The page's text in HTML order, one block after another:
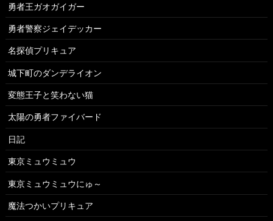
勇者王ガオガイガー
勇者警察ジェイデッカー
名探偵プリキュア
城下町のダンデライオン
変態王子と笑わない猫
太陽の勇者ファイバード
日記
東京ミュウミュウ
東京ミュウミュウにゅ～
魔法つかいプリキュア